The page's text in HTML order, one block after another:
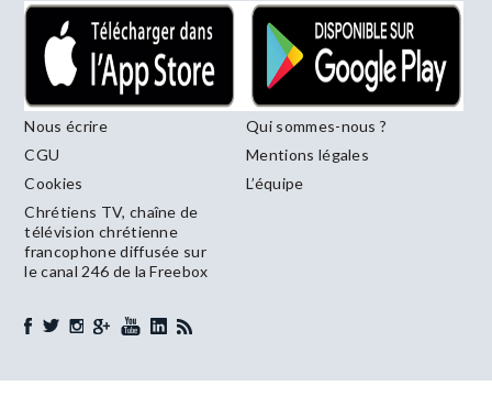
Nous écrire
Qui sommes-nous ?
CGU
Mentions légales
Cookies
L’équipe
Chrétiens TV, chaîne de
télévision chrétienne
francophone diffusée sur
le canal 246 de la Freebox